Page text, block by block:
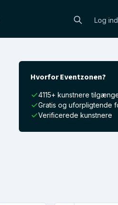
Log ind
Hvorfor Eventzonen?
4115+ kunstnere
Gratis og uforpligtende
Verificerede kunstnere